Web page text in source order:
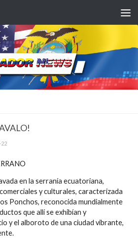
22
en la serranía ecuatoriana,
y culturales, caracterizada
Ponchos, reconocida mundialmente
que allí se exhibían y
y el alboroto de una ciudad vibrante,